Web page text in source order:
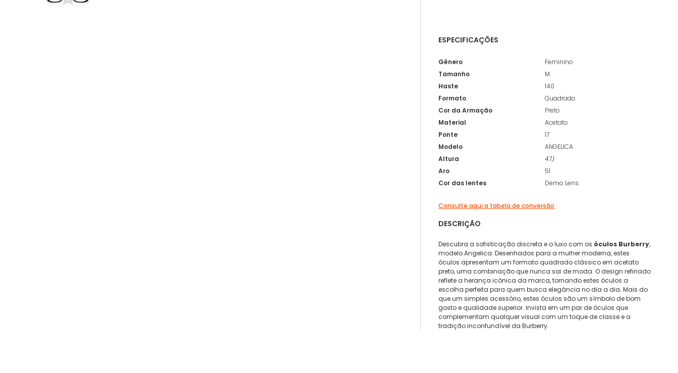
ESPECIFICAÇÕES
Gênero
Feminino
Tamanho
M
Haste
140
Formato
Quadrado
Cor da Armação
Preto
Material
Acetato
Ponte
17
Modelo
ANGELICA
Altura
47,1
Aro
51
Cor das lentes
Demo Lens
Consulte aqui a tabela de conversão
DESCRIÇÃO
Descubra a sofisticação discreta e o luxo com os óculos Burberry,
modelo Angelica. Desenhados para a mulher moderna, estes
óculos apresentam um formato quadrado clássico em acetato
preto, uma combinação que nunca sai de moda. O design refinado
reflete a herança icônica da marca, tornando estes óculos a
escolha perfeita para quem busca elegância no dia a dia. Mais do
que um simples acessório, estes óculos são um símbolo de bom
gosto e qualidade superior. Invista em um par de óculos que
complementam qualquer visual com um toque de classe e a
tradição inconfundível da Burberry.